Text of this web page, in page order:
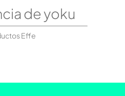
de yoku
Effe